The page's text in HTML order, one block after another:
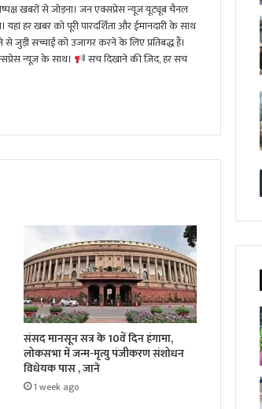
खबरों से जोड़ना। जन एक्सप्रेस न्यूज़ यूट्यूब चैनल
हर खबर को पूरी पारदर्शिता और ईमानदारी के साथ
सच्चाई को उजागर करने के लिए प्रतिबद्ध हैं।
न्यूज़ के साथ।
सच दिखाने की ज़िद, हर सच
संसद मानसून सत्र के 10वें दिन हंगामा,
लोकसभा में जन्म-मृत्यु पंजीकरण संशोधन
विधेयक पास , जाने
1 week ago